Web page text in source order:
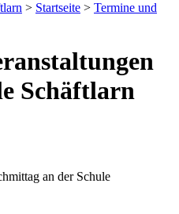
> Startseite > Termine und
Schäftlarn
an der Schule